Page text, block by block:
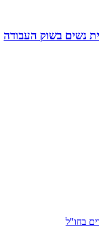
נשים בשוק העבודה
בחו"ל